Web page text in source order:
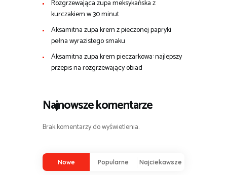
Rozgrzewająca zupa meksykańska z
kurczakiem w 30 minut
Aksamitna zupa krem z pieczonej papryki
pełna wyrazistego smaku
Aksamitna zupa krem pieczarkowa: najlepszy
przepis na rozgrzewający obiad
Najnowsze komentarze
Brak komentarzy do wyświetlenia.
Nowe Popularne Najciekawsze